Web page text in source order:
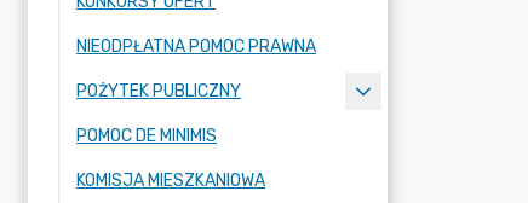
NIEODPŁATNA POMOC PRAWNA
POŻYTEK PUBLICZNY
POMOC DE MINIMIS
KOMISJA MIESZKANIOWA